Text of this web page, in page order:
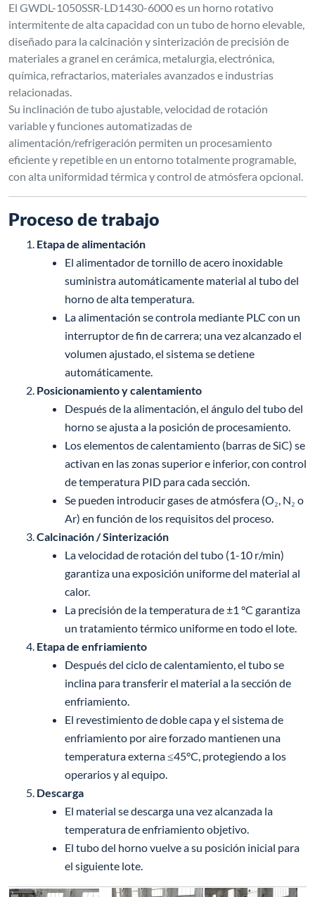
El GWDL-1050SSR-LD1430-6000 es un horno rotativo
intermitente de alta capacidad con un tubo de horno elevable,
diseñado para la calcinación y sinterización de precisión de
materiales a granel en cerámica, metalurgia, electrónica,
química, refractarios, materiales avanzados e industrias
relacionadas.
Su inclinación de tubo ajustable, velocidad de rotación
variable y funciones automatizadas de
alimentación/refrigeración permiten un procesamiento
eficiente y repetible en un entorno totalmente programable,
con alta uniformidad térmica y control de atmósfera opcional.
Proceso de trabajo
Etapa de alimentación
El alimentador de tornillo de acero inoxidable
suministra automáticamente material al tubo del
horno de alta temperatura.
La alimentación se controla mediante PLC con un
interruptor de fin de carrera; una vez alcanzado el
volumen ajustado, el sistema se detiene
automáticamente.
Posicionamiento y calentamiento
Después de la alimentación, el ángulo del tubo del
horno se ajusta a la posición de procesamiento.
Los elementos de calentamiento (barras de SiC) se
activan en las zonas superior e inferior, con control
de temperatura PID para cada sección.
Se pueden introducir gases de atmósfera (O₂, N₂ o
Ar) en función de los requisitos del proceso.
Calcinación / Sinterización
La velocidad de rotación del tubo (1-10 r/min)
garantiza una exposición uniforme del material al
calor.
La precisión de la temperatura de ±1 °C garantiza
un tratamiento térmico uniforme en todo el lote.
Etapa de enfriamiento
Después del ciclo de calentamiento, el tubo se
inclina para transferir el material a la sección de
enfriamiento.
El revestimiento de doble capa y el sistema de
enfriamiento por aire forzado mantienen una
temperatura externa ≤45°C, protegiendo a los
operarios y al equipo.
Descarga
El material se descarga una vez alcanzada la
temperatura de enfriamiento objetivo.
El tubo del horno vuelve a su posición inicial para
el siguiente lote.